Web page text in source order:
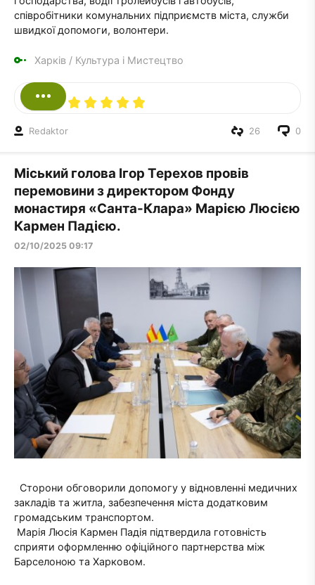
співробітники комунальних підприємств міста, служби
швидкої допомоги, волонтери.
Харків / Культура і Мистецтво
Redaktor 0
26
Міський голова Ігор Терехов провів
перемовини з директором Фонду
монастиря «Санта-Клара» Марією Люсією
Кармен Падією.
02/10/2025 09:17
Сторони обговорили допомогу у відновленні медичних
закладів та житла, забезпечення міста додатковим
громадським транспортом.
Марія Люсія Кармен Падія підтвердила готовність
сприяти оформленню офіційного партнерства між
Барселоною та Харковом.